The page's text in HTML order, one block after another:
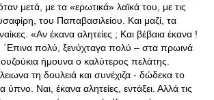
μετά, με τα «ερωτικά» λαϊκά του, με τις
του Παπαβασιλείου. Και μαζί, τα
«Αν έκανα αλητείες ; Και βέβαια έκανα !
΄Επινα πολύ, ξενύχταγα πολύ – στα πρωινά
ήμουνα ο καλύτερος πελάτης.
τη δουλειά και συνέχιζα - δώδεκα το
ύπνο. Ναι, έκανα αλητείες, εντάξει. Αλλά τις